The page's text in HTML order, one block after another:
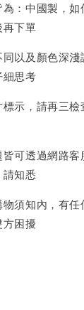
：中國製，
再下單
以及顏色深
細思考
示，請再三
可透過網路
知悉
須知內，有
困擾